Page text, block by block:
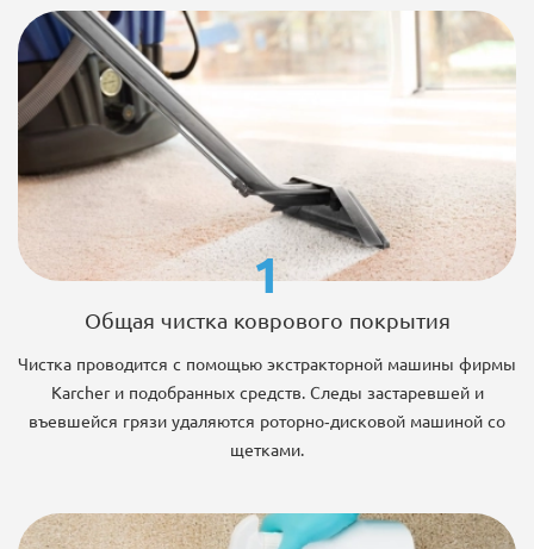
1
Общая чистка коврового покрытия
Чистка проводится с помощью экстракторной машины фирмы
Karcher и подобранных средств. Следы застаревшей и
въевшейся грязи удаляются роторно-дисковой машиной со
щетками.